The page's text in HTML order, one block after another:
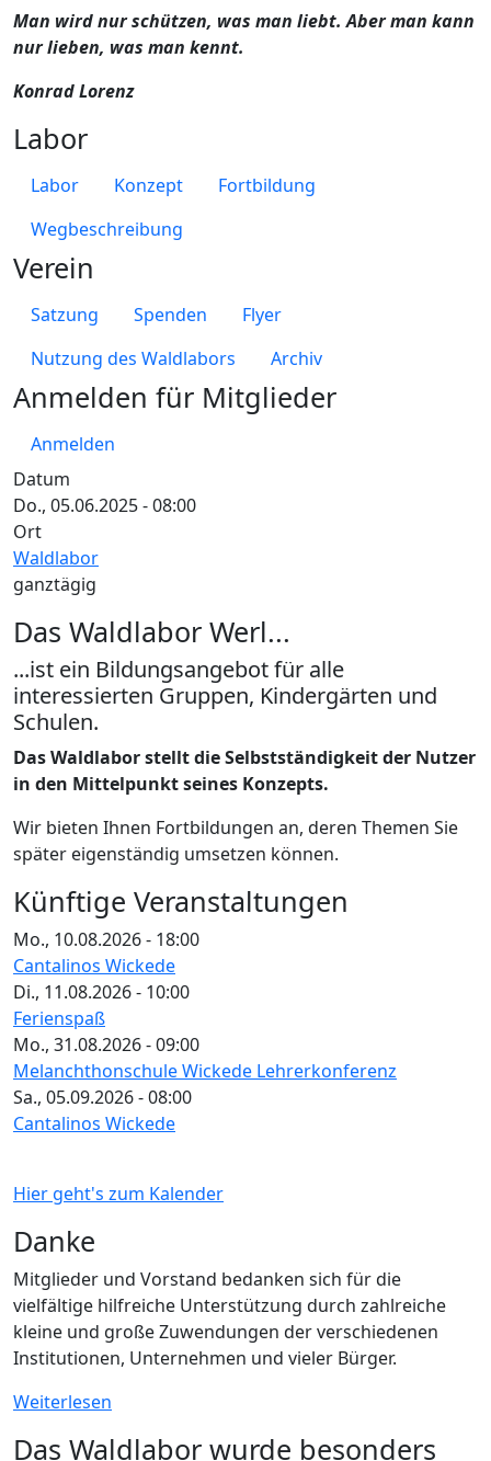
Datum
Do., 05.06.2025 - 08:00
Ort
Waldlabor
ganztägig
Man wird nur schützen, was man liebt. Aber man kann
nur lieben, was man kennt.
Konrad Lorenz
Labor
Labor Konzept
Fortbildung
Wegbeschreibung
Verein
Satzung Spenden
Flyer
Nutzung des Waldlabors
Archiv
Anmelden für Mitglieder
Anmelden
Das Waldlabor Werl...
...ist ein Bildungsangebot für alle
interessierten Gruppen, Kindergärten und
Schulen.
Das Waldlabor stellt die Selbstständigkeit der Nutzer
in den Mittelpunkt seines Konzepts.
Wir bieten Ihnen Fortbildungen an, deren Themen Sie
später eigenständig umsetzen können.
Künftige Veranstaltungen
Mo., 10.08.2026 - 18:00
Cantalinos Wickede
Di., 11.08.2026 - 10:00
Ferienspaß
Mo., 31.08.2026 - 09:00
Melanchthonschule Wickede Lehrerkonferenz
Sa., 05.09.2026 - 08:00
Cantalinos Wickede
Hier geht's zum Kalender
Danke
Mitglieder und Vorstand bedanken sich für die
vielfältige hilfreiche Unterstützung durch zahlreiche
kleine und große Zuwendungen der verschiedenen
Institutionen, Unternehmen und vieler Bürger.
Weiterlesen
Das Waldlabor wurde besonders